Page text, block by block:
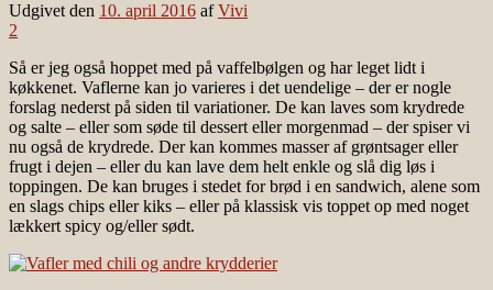
Udgivet den 10. april 2016 afVivi
2
Så er jeg også hoppet med på vaffelbølgen og har leget lidt i
køkkenet. Vaflerne kan jo varieres i det uendelige – der er nogle
forslag nederst på siden til variationer. De kan laves som krydrede
og salte – eller som søde til dessert eller morgenmad – der spiser vi
nu også de krydrede. Der kan kommes masser af grøntsager eller
frugt i dejen – eller du kan lave dem helt enkle og slå dig løs i
toppingen. De kan bruges i stedet for brød i en sandwich, alene som
en slags chips eller kiks – eller på klassisk vis toppet op med noget
lækkert spicy og/eller sødt.